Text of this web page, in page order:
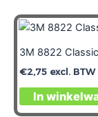
3M 8822
€2,75 excl. BTW
In